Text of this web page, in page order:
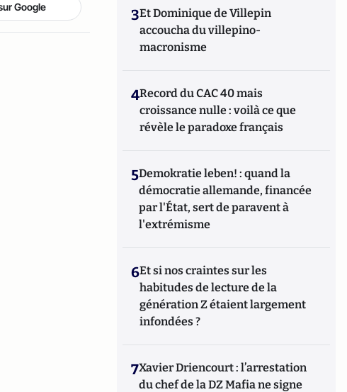
Google 3Et Dominique de Villepin
accoucha du villepino-
macronisme
4Record du CAC 40 mais
croissance nulle : voilà ce que
révèle le paradoxe français
5Demokratie leben! : quand la
démocratie allemande, financée
par l'État, sert de paravent à
l'extrémisme
6Et si nos craintes sur les
habitudes de lecture de la
génération Z étaient largement
infondées ?
7Xavier Driencourt : l’arrestation
du chef de la DZ Mafia ne signe